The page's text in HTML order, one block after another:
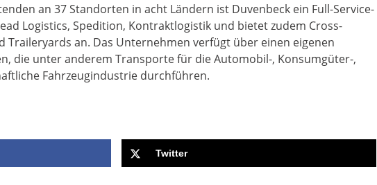
an 37 Standorten in acht Ländern ist Duvenbeck ein Full-Service-
Logistics, Spedition, Kontraktlogistik und bietet zudem Cross-
Traileryards an. Das Unternehmen verfügt über einen eigenen
die unter anderem Transporte für die Automobil-, Konsumgüter-,
Fahrzeugindustrie durchführen.
Twitter